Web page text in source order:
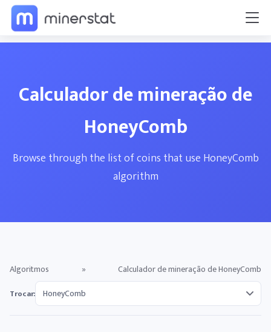
Calculador de mineração de
HoneyComb
Browse through the list of coins that use HoneyComb
algorithm
Algoritmos » Calculador de mineração de HoneyComb
Trocar: